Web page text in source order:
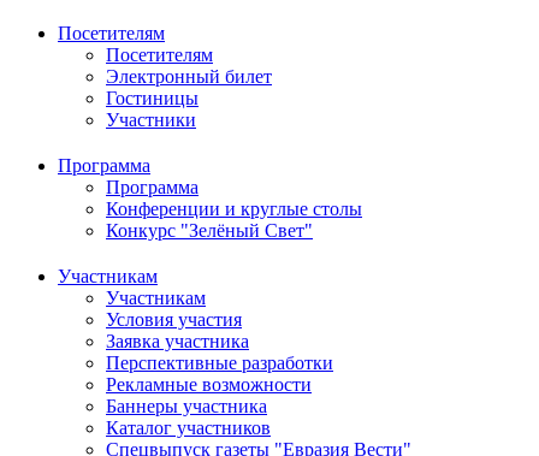
Посетителям
Посетителям
Электронный билет
Гостиницы
Участники
Программа
Программа
Конференции и круглые столы
Конкурс "Зелёный Свет"
Участникам
Участникам
Условия участия
Заявка участника
Перспективные разработки
Рекламные возможности
Баннеры участника
Каталог участников
Спецвыпуск газеты "Евразия Вести"